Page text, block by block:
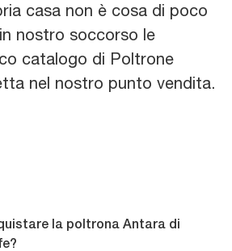
casa non è cosa di poco
nostro soccorso le
catalogo di Poltrone
nel nostro punto vendita.
la poltrona Antara di